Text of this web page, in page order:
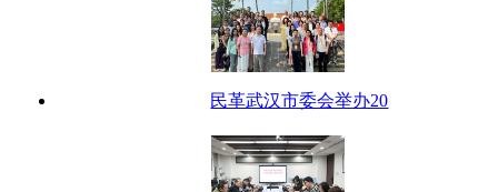
民革武汉市委会举办20